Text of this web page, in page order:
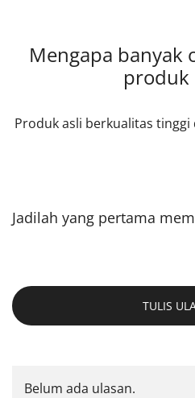
Mengapa banyak
produk
Produk asli berkualitas
Jadilah yang pertama
TULIS
Belum ada ulasan.